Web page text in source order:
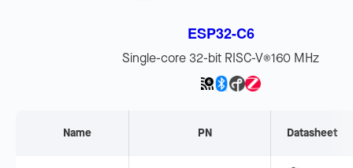
ESP32-C6
Single-core 32-bit RISC-V®160 MHz
Name PN Datasheet